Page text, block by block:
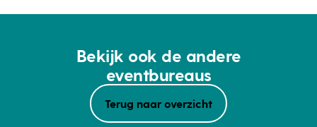
Bekijk ook de andere
eventbureaus
Terug naar overzicht